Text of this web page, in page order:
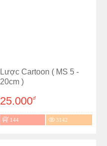
Lược Cartoon ( MS 5 -
20cm )
25.000đ
144 3142